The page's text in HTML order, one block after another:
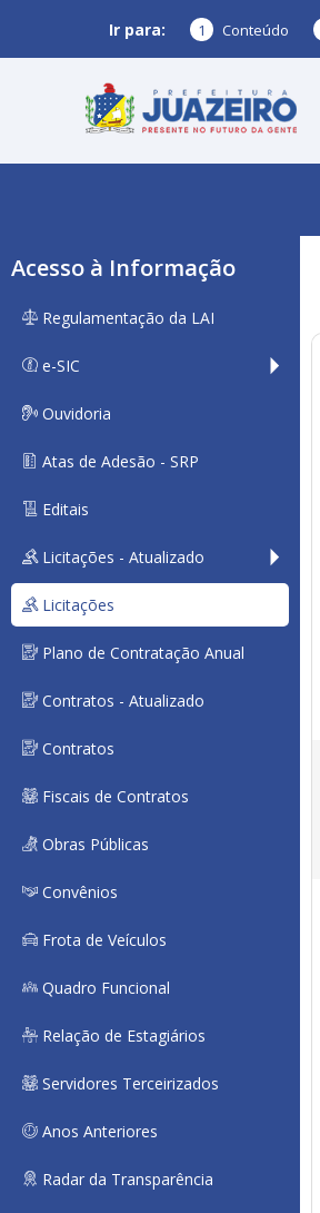
Ir para: 1 Conteúdo
Acesso à Informação
Regulamentação da LAI
e-SIC
Ouvidoria
Atas de Adesão - SRP
Editais
Licitações - Atualizado
Licitações
Plano de Contratação Anual
Contratos - Atualizado
Contratos
Fiscais de Contratos
Obras Públicas
Convênios
Frota de Veículos
Quadro Funcional
Relação de Estagiários
Servidores Terceirizados
Anos Anteriores
Radar da Transparência